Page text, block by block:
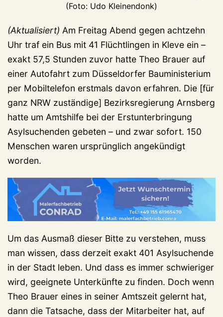
(Foto: Udo Kleinendonk)
(Aktualisiert) Am Freitag Abend gegen achtzehn
Uhr traf ein Bus mit 41 Flüchtlingen in Kleve ein –
exakt 57,5 Stunden zuvor hatte Theo Brauer auf
einer Autofahrt zum Düsseldorfer Bauministerium
per Mobiltelefon erstmals davon erfahren. Die [für
ganz NRW zuständige] Bezirksregierung Arnsberg
hatte um Amtshilfe bei der Erstunterbringung
Asylsuchenden gebeten – und zwar sofort. 150
Menschen waren ursprünglich angekündigt
worden.
Um das Ausmaß dieser Bitte zu verstehen, muss
man wissen, dass derzeit exakt 401 Asylsuchende
in der Stadt leben. Und dass es immer schwieriger
wird, geeignete Unterkünfte zu finden. Doch wenn
Theo Brauer eines in seiner Amtszeit gelernt hat,
dann die Tatsache, dass der Mitarbeiter hat, auf